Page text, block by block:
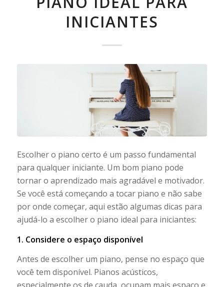
INICIANTES
Escolher o piano certo é um passo fundamental
para qualquer iniciante. Um bom piano pode
tornar o aprendizado mais agradável e motivador.
Se você está começando a tocar piano e não sabe
por onde começar, aqui estão algumas dicas para
ajudá-lo a escolher o piano ideal para iniciantes:
1. Considere o espaço disponível
Antes de escolher um piano, pense no espaço que
você tem disponível. Pianos acústicos,